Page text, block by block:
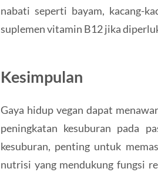
nabati seperti bayam, kacang-
suplemen vitamin B12 jika
Kesimpulan
Gaya hidup vegan dapat
peningkatan kesuburan pada
kesuburan, penting untuk
nutrisi yang mendukung fungsi